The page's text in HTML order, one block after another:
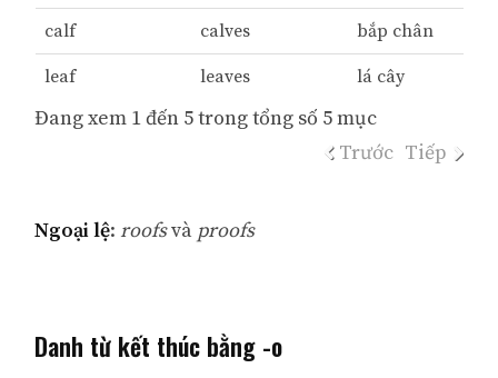
calf calves bắp chân
leaf leaves lá cây
Đang xem 1 đến 5 trong tổng số 5 mục
Trước Tiếp
Ngoại lệ: roofsvà proofs
Danh từ kết thúc bằng -o